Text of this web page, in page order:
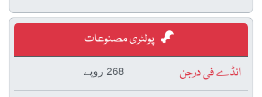
پولٹری مصنوعات
انڈے فی درجن
268 روپے